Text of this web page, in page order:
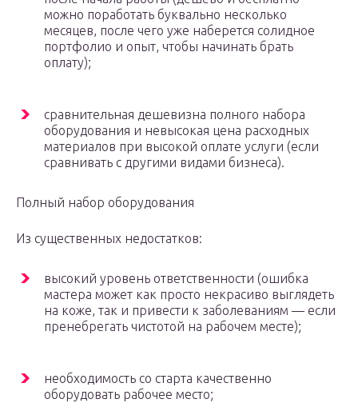
можно поработать буквально несколько
месяцев, после чего уже наберется солидное
портфолио и опыт, чтобы начинать брать
оплату);
сравнительная дешевизна полного набора
оборудования и невысокая цена расходных
материалов при высокой оплате услуги (если
сравнивать с другими видами бизнеса).
Полный набор оборудования
Из существенных недостатков:
высокий уровень ответственности (ошибка
мастера может как просто некрасиво выглядеть
на коже, так и привести к заболеваниям — если
пренебрегать чистотой на рабочем месте);
необходимость со старта качественно
оборудовать рабочее место;